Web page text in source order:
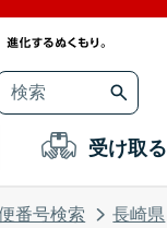
受け取る
番号検索 長崎県